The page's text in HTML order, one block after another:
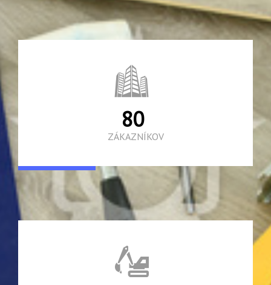
123
ZÁKAZNÍKOV